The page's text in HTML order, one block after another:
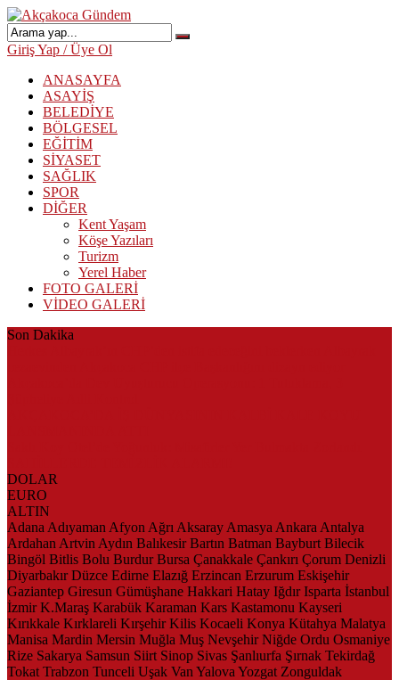
Giriş Yap / Üye Ol
ANASAYFA
ASAYİŞ
BELEDİYE
BÖLGESEL
EĞİTİM
SİYASET
SAĞLIK
SPOR
DİĞER
Kent Yaşam
Köşe Yazıları
Turizm
Yerel Haber
FOTO GALERİ
VİDEO GALERİ
Son Dakika
DOLAR
EURO
ALTIN
Adana Adıyaman Afyon Ağrı Aksaray Amasya Ankara Antalya
Ardahan Artvin Aydın Balıkesir Bartın Batman Bayburt Bilecik
Bingöl Bitlis Bolu Burdur Bursa Çanakkale Çankırı Çorum Denizli
Diyarbakır Düzce Edirne Elazığ Erzincan Erzurum Eskişehir
Gaziantep Giresun Gümüşhane Hakkari Hatay Iğdır Isparta İstanbul
İzmir K.Maraş Karabük Karaman Kars Kastamonu Kayseri
Kırıkkale Kırklareli Kırşehir Kilis Kocaeli Konya Kütahya Malatya
Manisa Mardin Mersin Muğla Muş Nevşehir Niğde Ordu Osmaniye
Rize Sakarya Samsun Siirt Sinop Sivas Şanlıurfa Şırnak Tekirdağ
Tokat Trabzon Tunceli Uşak Van Yalova Yozgat Zonguldak